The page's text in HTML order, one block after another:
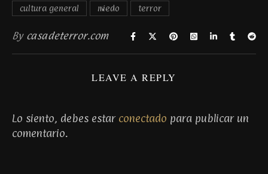
cultura general miedo terror
By casadeterror.com
LEAVE A REPLY
Lo siento, debes estar conectado para publicar un
comentario.